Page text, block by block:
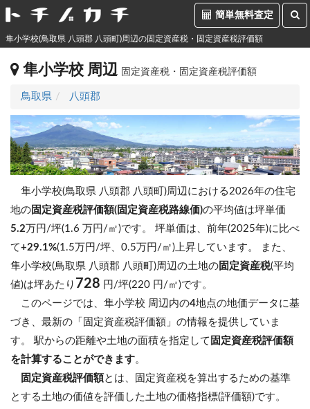
簡単無料査定
隼小学校(鳥取県 八頭郡 八頭町)周辺の固定資産税・固定資産税評価額
隼小学校 周辺 固定資産税・固定資産税評価額
鳥取県 八頭郡
隼小学校(鳥取県 八頭郡 八頭町)周辺における2026年の住宅
地の 固定資産税評価額(固定資産税路線価)の平均値は坪単価
5.2万円/坪(1.6 万円/㎡)です。 坪単価は、前年(2025年)に比べ
て+29.1%(1.5万円/坪、0.5万円/㎡)上昇しています。
また、
隼小学校(鳥取県 八頭郡 八頭町)周辺の土地の 固定資産税(平均
値)は坪あたり 728 円/坪(220 円/㎡)です。
このページでは、隼小学校 周辺内の4地点の地価データに基
づき、最新の「固定資産税評価額」の情報を提供していま
す。 駅からの距離や土地の面積を指定して 固定資産税評価額
を計算することができます。
固定資産税評価額とは、固定資産税を算出するための基準
とする土地の価値を評価した土地の価格指標(評価額)です。